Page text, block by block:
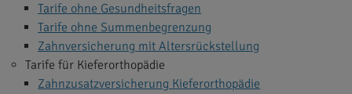
Tarife ohne Gesundheitsfragen
Tarife ohne Summenbegrenzung
Zahnversicherung mit Altersrückstellung
Tarife für Kieferorthopädie
Zahnzusatzversicherung Kieferorthopädie